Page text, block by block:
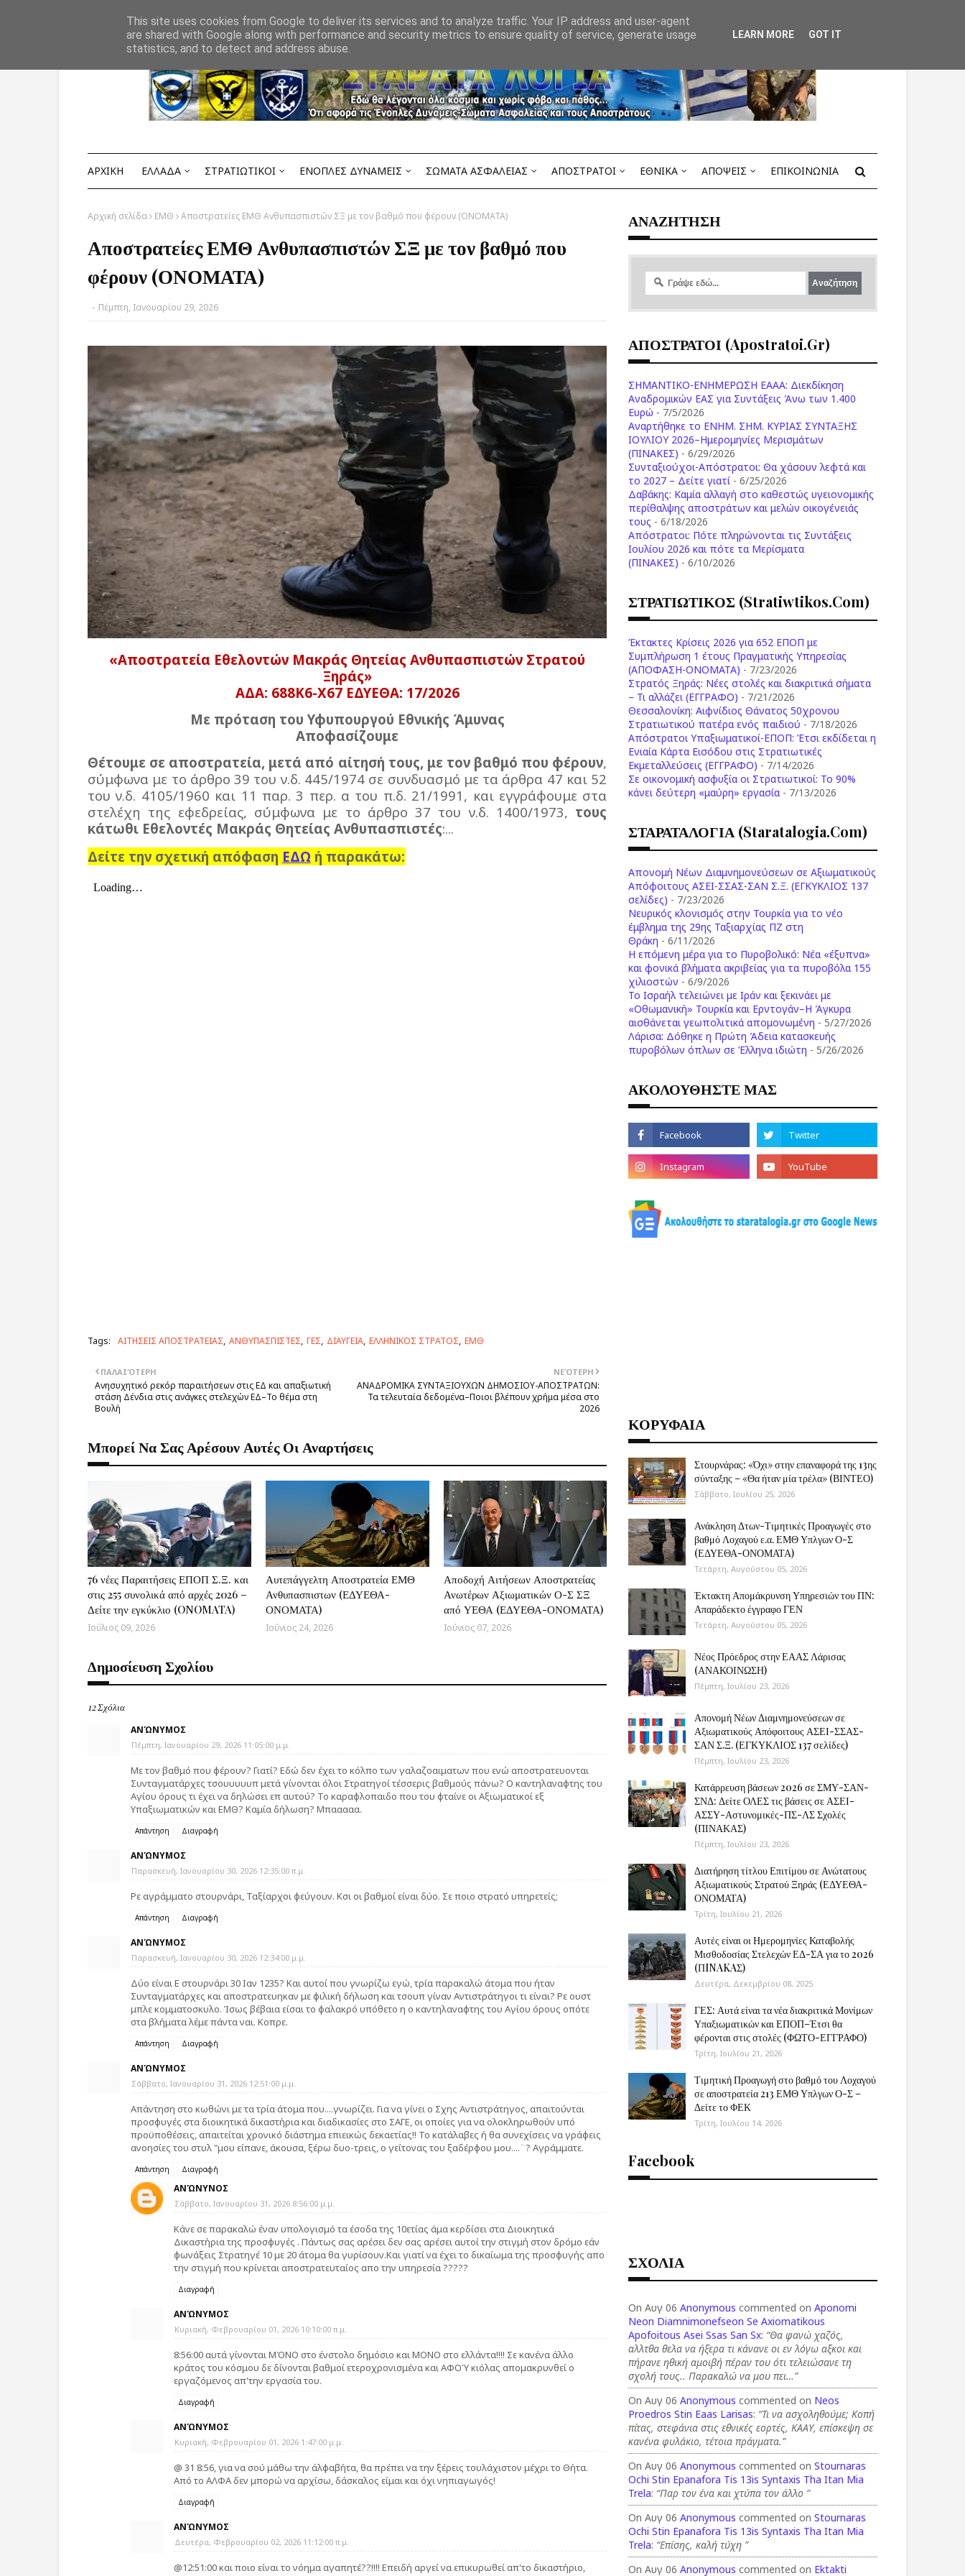
ΑΡΧΙΚΗ ΕΛΛΑΔΑ ΣΤΡΑΤΙΩΤΙΚΟΙ ΕΝΟΠΛΕΣ ΔΥΝΑΜΕΙΣ ΣΩΜΑΤΑ ΑΣΦΑΛΕΙΑΣ ΑΠΟΣΤΡΑΤΟΙ ΕΘΝΙΚΑ ΑΠΟΨΕΙΣ ΕΠΙΚΟΙΝΩΝΙΑ
Αρχική σελίδα ΕΜΘ Αποστρατείες ΕΜΘ Ανθυπασπιστών ΣΞ με τον βαθμό που φέρουν (ΟΝΟΜΑΤΑ)
Αποστρατείες ΕΜΘ Ανθυπασπιστών ΣΞ με τον βαθμό που
φέρουν (ΟΝΟΜΑΤΑ)
- Πέμπτη, Ιανουαρίου 29, 2026
«Αποστρατεία Εθελοντών Μακράς Θητείας Ανθυπασπιστών Στρατού
Ξηράς»
ΑΔΑ: 688Κ6-Χ67 ΕΔΥΕΘΑ: 17/2026
Με πρόταση του Υφυπουργού Εθνικής Άμυνας
Αποφασίζουμε
Θέτουμε σε αποστρατεία, μετά από αίτησή τους, με τον βαθμό που φέρουν,
σύμφωνα με το άρθρο 39 του ν.δ. 445/1974 σε συνδυασμό με τα άρθρα 47 και 52
του ν.δ. 4105/1960 και 11 παρ. 3 περ. α του π.δ. 21/1991, και εγγράφουμε στα
στελέχη της εφεδρείας, σύμφωνα με το άρθρο 37 του ν.δ. 1400/1973, τους
κάτωθι Εθελοντές Μακράς Θητείας Ανθυπασπιστές:...
Δείτε την σχετική απόφαση ΕΔΩ ή παρακάτω:
Tags: ΑΙΤΗΣΕΙΣ ΑΠΟΣΤΡΑΤΕΙΑΣ ΑΝΘΥΠΑΣΠΙΣΤΕΣ ΓΕΣ ΔΙΑΥΓΕΙΑ ΕΛΛΗΝΙΚΟΣ ΣΤΡΑΤΟΣ ΕΜΘ
ΝΕΌΤΕΡΗ
ΑΝΑΔΡΟΜΙΚΑ ΣΥΝΤΑΞΙΟΥΧΩΝ ΔΗΜΟΣΙΟΥ-ΑΠΟΣΤΡΑΤΩΝ:
Τα τελευταία δεδομένα–Ποιοι βλέπουν χρήμα μέσα στο
2026
ΠΑΛΑΙΌΤΕΡΗ
Ανησυχητικό ρεκόρ παραιτήσεων στις ΕΔ και απαξιωτική
στάση Δένδια στις ανάγκες στελεχών ΕΔ–Το θέμα στη
Βουλή
Μπορεί Να Σας Αρέσουν Αυτές Οι Αναρτήσεις
76 νέες Παραιτήσεις ΕΠΟΠ Σ.Ξ. και
στις 255 συνολικά από αρχές 2026 –
Δείτε την εγκύκλιο (ONOMATA)
Ιούλιος 09, 2026
Αυτεπάγγελτη Αποστρατεία ΕΜΘ
Ανθυπασπιστων (ΕΔΥΕΘΑ-
ΟΝΟΜΑΤΑ)
Ιούνιος 24, 2026
Αποδοχή Αιτήσεων Αποστρατείας
Ανωτέρων Αξιωματικών Ο-Σ ΣΞ
από ΥΕΘΑ (ΕΔΥΕΘΑ-ΟΝΟΜΑΤΑ)
Ιούνιος 07, 2026
Δημοσίευση Σχολίου
12 Σχόλια
ΑΝΏΝΥΜΟΣ
Πέμπτη, Ιανουαρίου 29, 2026 11:05:00 μ.μ.
Με τον βαθμό που φέρουν? Γιατί? Εδώ δεν έχει το κόλπο των γαλαζοαιματων που ενώ αποστρατευονται
Συνταγματάρχες τσουυυυυπ μετά γίνονται όλοι Στρατηγοί τέσσερις βαθμούς πάνω? Ο καντηλαναφτης του
Αγίου όρους τι έχει να δηλώσει επ αυτού? Το καραφλοπαιδο που του φταίνε οι Αξιωματικοί εξ
Υπαξιωματικών και ΕΜΘ? Καμία δήλωση? Μπααααα.
Απάντηση Διαγραφή
ΑΝΏΝΥΜΟΣ
Παρασκευή, Ιανουαρίου 30, 2026 12:35:00 π.μ.
Ρε αγράμματο στουρνάρι, Ταξίαρχοι φεύγουν. Κσι οι βαθμοί είναι δύο. Σε ποιο στρατό υπηρετείς;
Απάντηση Διαγραφή
ΑΝΏΝΥΜΟΣ
Παρασκευή, Ιανουαρίου 30, 2026 12:34:00 μ.μ.
Δύο είναι Ε στουρνάρι 30 Ιαν 1235? Και αυτοί που γνωρίζω εγώ, τρία παρακαλώ άτομα που ήταν
Συνταγματάρχες και αποστρατευηκαν με φιλική δήλωση και τσουπ γίναν Αντιστράτηγοι τι είναι? Ρε ουστ
μπλε κομματοσκυλο. Ίσως βέβαια είσαι το φαλακρό υπόθετο η ο καντηλαναφτης του Αγίου όρους οπότε
στα βλήματα λέμε πάντα ναι. Κοπρε.
Απάντηση Διαγραφή
ΑΝΏΝΥΜΟΣ
Σάββατο, Ιανουαρίου 31, 2026 12:51:00 μ.μ.
Απάντηση στο κωθώνι με τα τρία άτομα που....γνωρίζει. Για να γίνει ο Σχης Αντιστράτηγος, απαιτούνται
προσφυγές στα διοικητικά δικαστήρια και διαδικασίες στο ΣΑΓΕ, οι οποίες για να ολοκληρωθούν υπό
προϋποθέσεις, απαιτείται χρονικό διάστημα επιεικώς δεκαετίας!! Το κατάλαβες ή θα συνεχίσεις να γράφεις
ανοησίες του στυλ "μου είπανε, άκουσα, ξέρω δυο-τρεις, ο γείτονας του ξαδέρφου μου....¨? Αγράμματε.
Απάντηση Διαγραφή
ΑΝΏΝΥΝΟΣ
Σάββατο, Ιανουαρίου 31, 2026 8:56:00 μ.μ.
Κάνε σε παρακαλώ έναν υπολογισμό τα έσοδα της 10ετίας άμα κερδίσει στα Διοικητικά
Δικαστήρια της προσφυγές . Πάντως σας αρέσει δεν σας αρέσει αυτοί την στιγμή στον δρόμο εάν
φωνάξεις Στρατηγέ 10 με 20 άτομα θα γυρίσουν.Και γιατί να έχει το δικαίωμα της προσφυγής απο
την στιγμή που κρίνεται αποστρατευταίος απο την υπηρεσία ?????
Διαγραφή
ΑΝΏΝΥΜΟΣ
Κυριακή, Φεβρουαρίου 01, 2026 10:10:00 π.μ.
8:56:00 αυτά γίνονται ΜΌΝΟ στο ένστολο δημόσιο και ΜΟΝΟ στο ελλάντα!!!! Σε κανένα άλλο
κράτος του κόσμου δε δίνονται βαθμοί ετεροχρονισμένα και ΑΦΟΎ κιόλας απομακρυνθεί ο
εργαζόμενος απ'την εργασία του.
Διαγραφή
ΑΝΏΝΥΜΟΣ
Κυριακή, Φεβρουαρίου 01, 2026 1:47:00 μ.μ.
@ 31 8:56, για να σού μάθω την άλφαβήτα, θα πρέπει να την ξέρεις τουλάχιστον μέχρι το Θήτα.
Από το ΑΛΦΑ δεν μπορώ να αρχίσω, δάσκαλος είμαι και όχι νηπιαγωγός!
Διαγραφή
ΑΝΏΝΥΜΟΣ
Δευτέρα, Φεβρουαρίου 02, 2026 11:12:00 π.μ.
@12:51:00 και ποιο είναι το νόημα αγαπητέ??!!!! Επειδή αργεί να επικυρωθεί απ'το δικαστήριο,
ΑΝΑΖΗΤΗΣΗ
ΑΠΟΣΤΡΑΤΟΙ (apostratoi.gr)
ΣΗΜΑΝΤΙΚΟ-ΕΝΗΜΕΡΩΣΗ ΕΑΑΑ: Διεκδίκηση
Αναδρομικών ΕΑΣ για Συντάξεις Άνω των 1.400
Ευρώ - 7/5/2026
Aναρτήθηκε το ENHM. ΣΗΜ. ΚΥΡΙΑΣ ΣΥΝΤΑΞΗΣ
ΙΟΥΛΙΟΥ 2026–Ημερομηνίες Μερισμάτων
(ΠΙΝΑΚΕΣ) - 6/29/2026
Συνταξιούχοι-Απόστρατοι: Θα χάσουν λεφτά και
το 2027 – Δείτε γιατί - 6/25/2026
Δαβάκης: Καμία αλλαγή στο καθεστώς υγειονομικής
περίθαλψης αποστράτων και μελών οικογένειάς
τους - 6/18/2026
Aπόστρατοι: Πότε πληρώνονται τις Συντάξεις
Ιουλίου 2026 και πότε τα Μερίσματα
(ΠΙΝΑΚΕΣ) - 6/10/2026
ΣΤΡΑΤΙΩΤΙΚΟΣ (stratiwtikos.com)
Έκτακτες Κρίσεις 2026 για 652 ΕΠΟΠ με
Συμπλήρωση 1 έτους Πραγματικής Υπηρεσίας
(ΑΠΟΦΑΣΗ-ONOMATA) - 7/23/2026
Στρατός Ξηράς: Νέες στολές και διακριτικά σήματα
– Τι αλλάζει (ΕΓΓΡΑΦΟ) - 7/21/2026
Θεσσαλονίκη: Αιφνίδιος Θάνατος 50χρονου
Στρατιωτικού πατέρα ενός παιδιού - 7/18/2026
Απόστρατοι Υπαξιωματικοί-ΕΠΟΠ: Έτσι εκδίδεται η
Ενιαία Κάρτα Εισόδου στις Στρατιωτικές
Εκμεταλλεύσεις (ΕΓΓΡΑΦΟ) - 7/14/2026
Σε οικονομική ασφυξία οι Στρατιωτικοί: Το 90%
κάνει δεύτερη «μαύρη» εργασία - 7/13/2026
ΣΤΑΡΑΤΑΛΟΓΙΑ (staratalogia.com)
Απονομή Νέων Διαμνημονεύσεων σε Αξιωματικούς
Απόφοιτους ΑΣΕΙ-ΣΣΑΣ-ΣΑΝ Σ.Ξ. (ΕΓΚΥΚΛΙΟΣ 137
σελίδες) - 7/23/2026
Νευρικός κλονισμός στην Τουρκία για το νέο
έμβλημα της 29ης Ταξιαρχίας ΠΖ στη
Θράκη - 6/11/2026
Η επόμενη μέρα για το Πυροβολικό: Νέα «έξυπνα»
και φονικά βλήματα ακριβείας για τα πυροβόλα 155
χιλιοστών - 6/9/2026
Το Ισραήλ τελειώνει με Ιράν και ξεκινάει με
«Οθωμανική» Τουρκία και Ερντογάν–Η Άγκυρα
αισθάνεται γεωπολιτικά απομονωμένη - 5/27/2026
Λάρισα: Δόθηκε η Πρώτη Άδεια κατασκευής
πυροβόλων όπλων σε Έλληνα ιδιώτη - 5/26/2026
ΑΚΟΛΟΥΘΗΣΤΕ ΜΑΣ
ΚΟΡΥΦΑΙΑ
Στουρνάρας: «Όχι» στην επαναφορά της 13ης
σύνταξης – «Θα ήταν μία τρέλα» (ΒΙΝΤΕΟ)
Σάββατο, Ιουλίου 25, 2026
Ανάκληση Δτων-Τιμητικές Προαγωγές στο
βαθμό Λοχαγού ε.α. ΕΜΘ Υπλγων Ο-Σ
(ΕΔΥΕΘΑ-ΟΝΟΜΑΤΑ)
Τετάρτη, Αυγούστου 05, 2026
Έκτακτη Απομάκρυνση Υπηρεσιών του ΠΝ:
Απαράδεκτο έγγραφο ΓΕΝ
Τετάρτη, Αυγούστου 05, 2026
Νέος Πρόεδρος στην ΕΑΑΣ Λάρισας
(ΑΝΑΚΟΙΝΩΣΗ)
Πέμπτη, Ιουλίου 23, 2026
Απονομή Νέων Διαμνημονεύσεων σε
Αξιωματικούς Απόφοιτους ΑΣΕΙ-ΣΣΑΣ-
ΣΑΝ Σ.Ξ. (ΕΓΚΥΚΛΙΟΣ 137 σελίδες)
Πέμπτη, Ιουλίου 23, 2026
Κατάρρευση βάσεων 2026 σε ΣΜΥ-ΣΑΝ-
ΣΝΔ: Δείτε ΟΛΕΣ τις βάσεις σε ΑΣΕΙ-
ΑΣΣΥ-Αστυνομικές-ΠΣ-ΛΣ Σχολές
(ΠΙΝΑΚΑΣ)
Πέμπτη, Ιουλίου 23, 2026
Διατήρηση τίτλου Επιτίμου σε Ανώτατους
Αξιωματικούς Στρατού Ξηράς (ΕΔΥΕΘΑ-
ΟΝΟΜΑΤΑ)
Τρίτη, Ιουλίου 21, 2026
Αυτές είναι οι Ημερομηνίες Καταβολής
Μισθοδοσίας Στελεχών ΕΔ-ΣΑ για το 2026
(ΠINAKAΣ)
Δευτέρα, Δεκεμβρίου 08, 2025
ΓΕΣ: Αυτά είναι τα νέα διακριτικά Μονίμων
Υπαξιωματικών και ΕΠΟΠ–Έτσι θα
φέρονται στις στολές (ΦΩΤΟ-ΕΓΓΡΑΦΟ)
Τρίτη, Ιουλίου 21, 2026
Τιμητική Προαγωγή στο βαθμό του Λοχαγού
σε αποστρατεία 213 ΕΜΘ Υπλγων Ο-Σ –
Δείτε το ΦΕΚ
Τρίτη, Ιουλίου 14, 2026
Facebook
ΣΧΟΛΙΑ
On Αυγ 06Anonymous commented onAponomi
Neon Diamnimonefseon Se Axiomatikous
Apofoitous Asei Ssas San Sx: “Θα φανώ χαζός,
αλλτθα θελα να ήξερα τι κάνανε οι εν λόγω αξκοι και
πήρανε ηθική αμοιβή πέραν του ότι τελειώσανε τη
σχολή τους.. Παρακαλώ να μου πει…”
On Αυγ 06Anonymous commented on Neos
Proedros Stin Eaas Larisas: “Τι να ασχοληθούμε; Κοπή
πίτας, στεφάνια στις εθνικές εορτές, ΚΑΑΥ, επίσκεψη σε
κανένα φυλάκιο, τέτοια πράγματα.”
On Αυγ 06Anonymous commented onStournaras
Ochi Stin Epanafora Tis 13is Syntaxis Tha Itan Mia
Trela: “Παρ τον ένα και χτύπα τον άλλο ”
On Αυγ 06Anonymous commented onStournaras
Ochi Stin Epanafora Tis 13is Syntaxis Tha Itan Mia
Trela: “Επίσης, καλή τύχη ”
On Αυγ 06Anonymous commented on Ektakti
This site uses cookies from Google to deliver its services and to analyze traffic. Your IP address and user-agent
are shared with Google along with performance and security metrics to ensure quality of service, generate usage
statistics, and to detect and address abuse.
LEARN MORE GOT IT